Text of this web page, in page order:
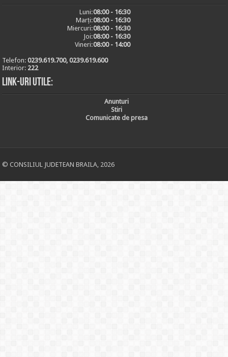
Luni:08:00 - 16:30
Marți:08:00 - 16:30
Miercuri:08:00 - 16:30
Joi:08:00 - 16:30
Vineri:08:00 - 14:00
Telefon:0239.619.700, 0239.619.600
Interior: 222
Link-uri utile:
Anunturi
Stiri
Comunicate de presa
© CONSILIUL JUDETEAN BRAILA, 2026